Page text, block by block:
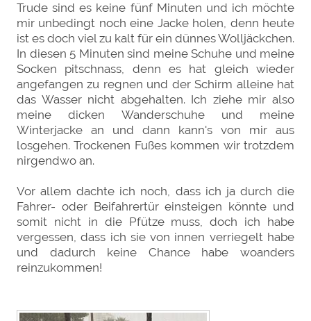
Trude sind es keine fünf Minuten und ich möchte
mir unbedingt noch eine Jacke holen, denn heute
ist es doch viel zu kalt für ein dünnes Wolljäckchen.
In diesen 5 Minuten sind meine Schuhe und meine
Socken pitschnass, denn es hat gleich wieder
angefangen zu regnen und der Schirm alleine hat
das Wasser nicht abgehalten. Ich ziehe mir also
meine dicken Wanderschuhe und meine
Winterjacke an und dann kann's von mir aus
losgehen. Trockenen Fußes kommen wir trotzdem
nirgendwo an.
Vor allem dachte ich noch, dass ich ja durch die
Fahrer- oder Beifahrertür einsteigen könnte und
somit nicht in die Pfütze muss, doch ich habe
vergessen, dass ich sie von innen verriegelt habe
und dadurch keine Chance habe woanders
reinzukommen!